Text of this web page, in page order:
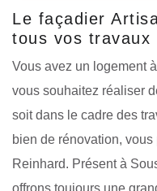
Le façadier
tous vos travaux
Vous avez un logement
vous souhaitez réaliser
soit dans le cadre des
bien de rénovation,
Reinhard. Présent à
offrons toujours une